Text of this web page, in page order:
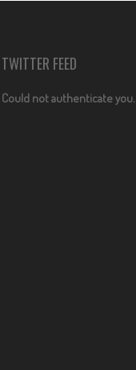
TWITTER FEED
Could not authenticate you.